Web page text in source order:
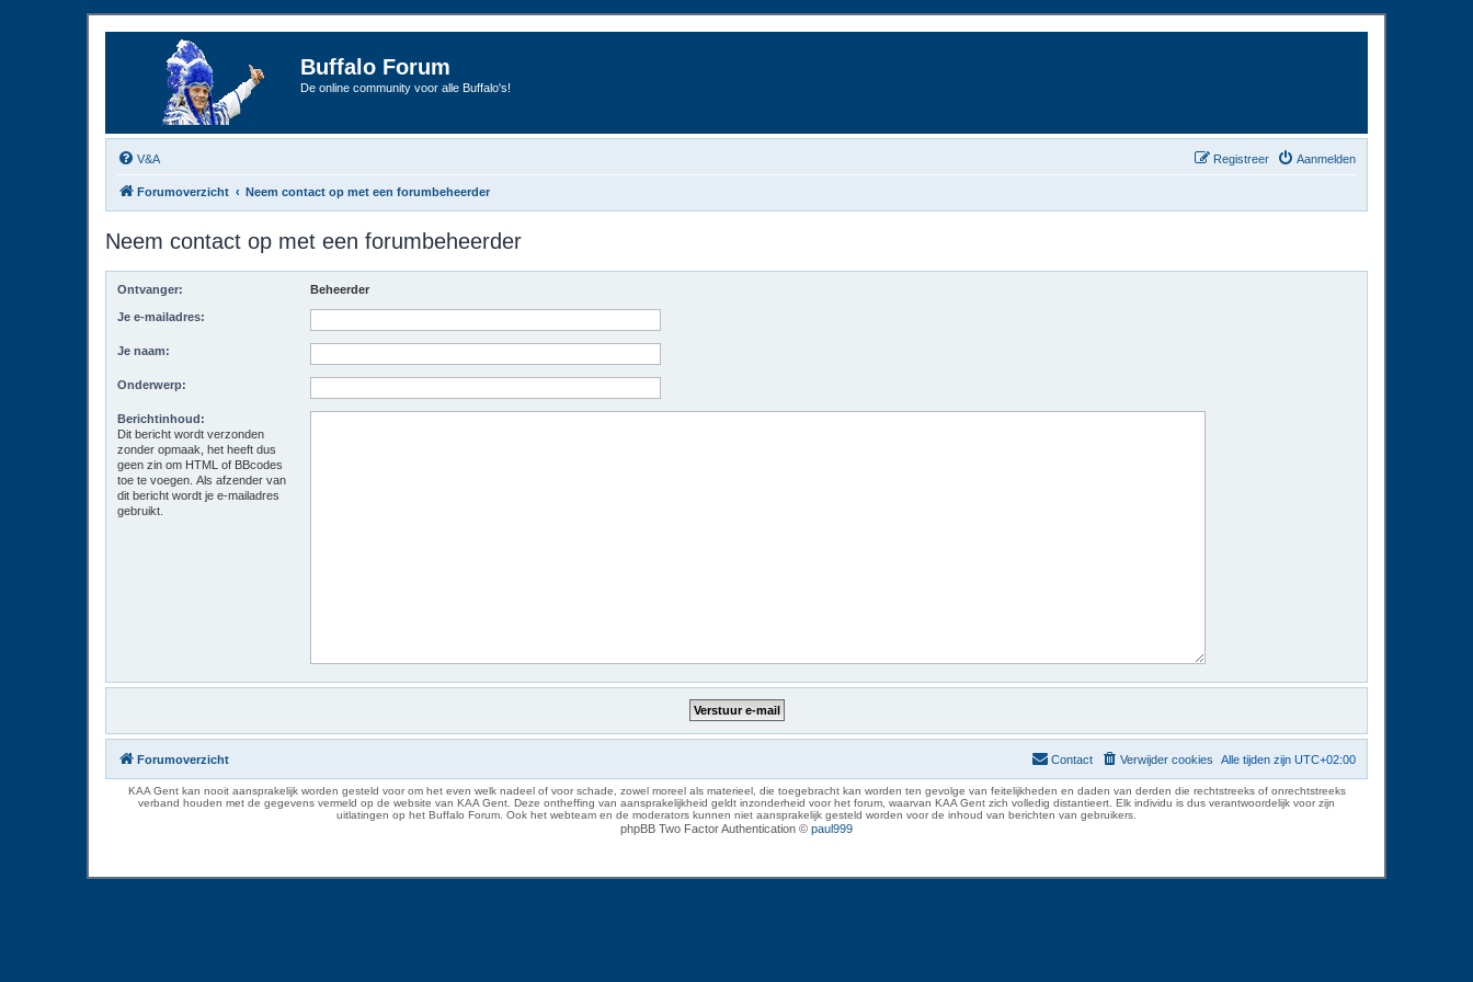
Buffalo Forum
De online community voor alle Buffalo's!
V&A Aanmelden
Registreer
Forumoverzicht Neem contact op met een forumbeheerder
Neem contact op met een forumbeheerder
Ontvanger: Beheerder
Je e-mailadres:
Je naam:
Onderwerp:
Berichtinhoud:
Dit bericht wordt verzonden
zonder opmaak, het heeft dus
geen zin om HTML of BBcodes
toe te voegen. Als afzender van
dit bericht wordt je e-mailadres
gebruikt.
Forumoverzicht Alle tijden zijn UTC+02:00
Verwijder cookies
Contact
KAA Gent kan nooit aansprakelijk worden gesteld voor om het even welk nadeel of voor schade, zowel moreel als materieel, die toegebracht kan worden ten gevolge van feitelijkheden en daden van derden die rechtstreeks of onrechtstreeks
verband houden met de gegevens vermeld op de website van KAA Gent. Deze ontheffing van aansprakelijkheid geldt inzonderheid voor het forum, waarvan KAA Gent zich volledig distantieert. Elk individu is dus verantwoordelijk voor zijn
uitlatingen op het Buffalo Forum. Ook het webteam en de moderators kunnen niet aansprakelijk gesteld worden voor de inhoud van berichten van gebruikers.
phpBB Two Factor Authentication © paul999